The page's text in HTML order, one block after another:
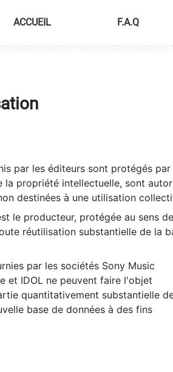
ACCUEIL F.A.Q
par les éditeurs sont protégés
propriété intellectuelle, sont
destinées à une utilisation
le producteur, protégée au sens
réutilisation substantielle de la
par les sociétés Sony Music
et IDOL ne peuvent faire l'objet
quantitativement substantielle
base de données à des fins